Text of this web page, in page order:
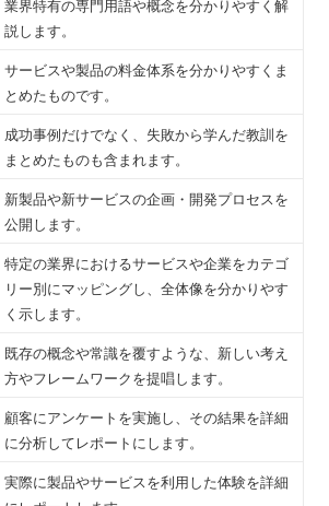
業界特有の専門用語や概念を分かりやすく解
説します。
サービスや製品の料金体系を分かりやすくま
とめたものです。
成功事例だけでなく、失敗から学んだ教訓を
まとめたものも含まれます。
新製品や新サービスの企画・開発プロセスを
公開します。
特定の業界におけるサービスや企業をカテゴ
リー別にマッピングし、全体像を分かりやす
く示します。
既存の概念や常識を覆すような、新しい考え
方やフレームワークを提唱します。
顧客にアンケートを実施し、その結果を詳細
に分析してレポートにします。
実際に製品やサービスを利用した体験を詳細